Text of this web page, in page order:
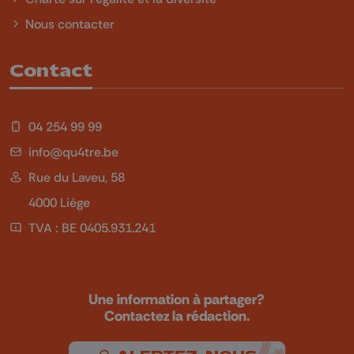
Nous contacter
Contact
04 254 99 99
info@qu4tre.be
Rue du Laveu, 58
4000 Liège
TVA : BE 0405.931.241
Une information à partager?
Contactez la rédaction.